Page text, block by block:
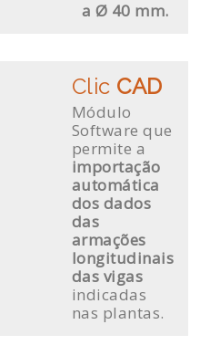
a Ø 40 mm.
Clic CAD
Módulo
Software que
permite a
importação
automática
dos dados
das
armações
longitudinais
das vigas
indicadas
nas plantas.